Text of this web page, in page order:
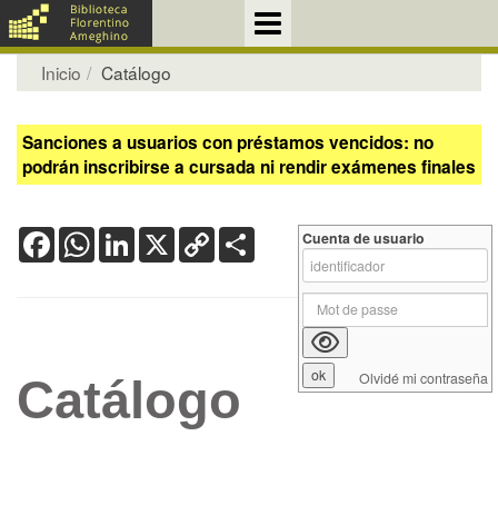
Inicio Catálogo
Sanciones a usuarios con préstamos vencidos: no
podrán inscribirse a cursada ni rendir exámenes finales
FacebookWhatsApp
LinkedIn
X Copy
Link
Catálogo
Cuenta de usuario
Olvidé mi contraseña